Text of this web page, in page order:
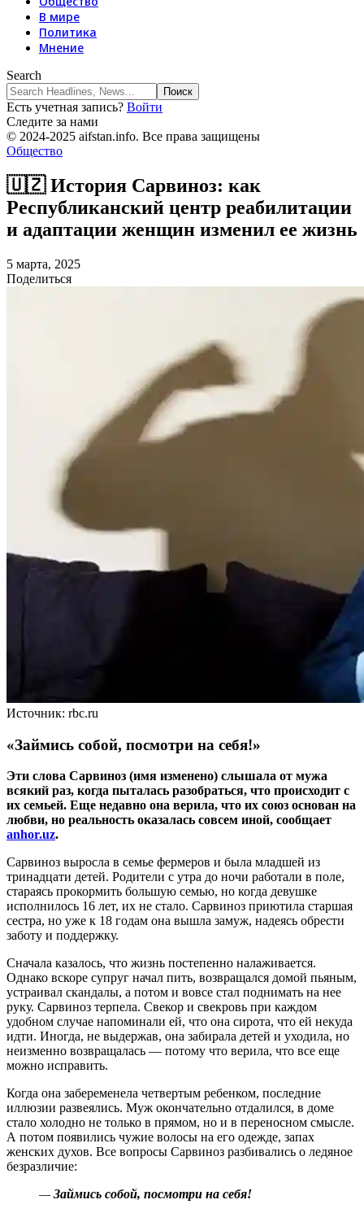
В мире
Политика
Мнение
Search
Есть учетная запись? Войти
Следите за нами
© 2024-2025 aifstan.info. Все права защищены
Общество
🇺🇿 История Сарвиноз: как
Республиканский центр реабилитации
и адаптации женщин изменил ее жизнь
5 марта, 2025
Поделиться
Источник: rbc.ru
«Займись собой, посмотри на себя!»
Эти слова Сарвиноз (имя изменено) слышала от мужа
всякий раз, когда пыталась разобраться, что происходит с
их семьей. Еще недавно она верила, что их союз основан на
любви, но реальность оказалась совсем иной, сообщает
anhor.uz.
Сарвиноз выросла в семье фермеров и была младшей из
тринадцати детей. Родители с утра до ночи работали в поле,
стараясь прокормить большую семью, но когда девушке
исполнилось 16 лет, их не стало. Сарвиноз приютила старшая
сестра, но уже к 18 годам она вышла замуж, надеясь обрести
заботу и поддержку.
Сначала казалось, что жизнь постепенно налаживается.
Однако вскоре супруг начал пить, возвращался домой пьяным,
устраивал скандалы, а потом и вовсе стал поднимать на нее
руку. Сарвиноз терпела. Свекор и свекровь при каждом
удобном случае напоминали ей, что она сирота, что ей некуда
идти. Иногда, не выдержав, она забирала детей и уходила, но
неизменно возвращалась — потому что верила, что все еще
можно исправить.
Когда она забеременела четвертым ребенком, последние
иллюзии развеялись. Муж окончательно отдалился, в доме
стало холодно не только в прямом, но и в переносном смысле.
А потом появились чужие волосы на его одежде, запах
женских духов. Все вопросы Сарвиноз разбивались о ледяное
безразличие:
—Займись собой, посмотри на себя!